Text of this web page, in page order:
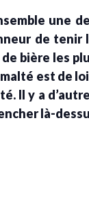
une
de tenir
bière les
malté est de
Il y a
là-